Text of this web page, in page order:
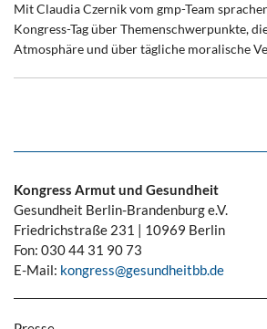
Mit Claudia Czernik vom gmp-Team
Kongress-Tag über Themenschwerpunkte,
Atmosphäre und über tägliche moralische
Kongress Armut und Gesundheit
Gesundheit Berlin-Brandenburg e.V.
Friedrichstraße 231 | 10969 Berlin
Fon: 030 44 31 90 73
E-Mail: kongress@gesundheitbb.de